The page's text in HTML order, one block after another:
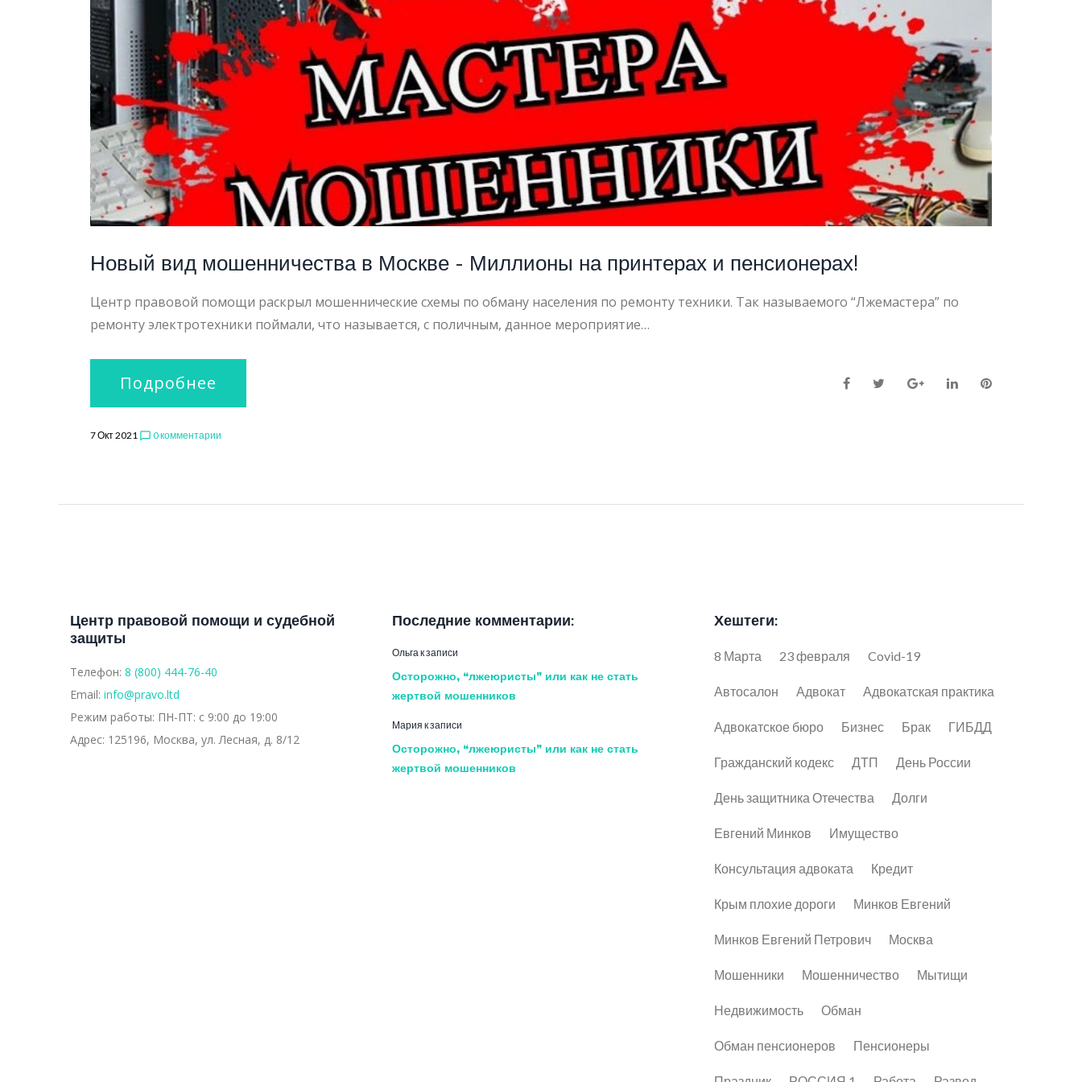
НА
ПРИНТЕРАХ
Новый вид мошенничества в Москве - Миллионы на принтерах и пенсионерах!
Центр правовой помощи раскрыл мошеннические схемы по обману населения по ремонту техники. Так называемого “Лжемастера” по
ремонту электротехники поймали, что называется, с поличным, данное мероприятие…
Подробнее FacebookTwitter Google+LinkedIn
7 Окт 2021 chat_bubble_outline 0 комментарии
Центр правовой помощи и судебной
защиты
Телефон: 8 (800) 444-76-40
Email: info@pravo.ltd
Режим работы: ПН-ПТ: с 9:00 до 19:00
Адрес: 125196, Москва, ул. Лесная, д. 8/12
Последние комментарии:
Ольга к записи
Осторожно, “лжеюристы” или как не стать
жертвой мошенников
Мария к записи
Осторожно, “лжеюристы” или как не стать
жертвой мошенников
Хештеги:
8 Марта 23 февраля Covid-19
Автосалон Адвокат Адвокатская практика
Адвокатское бюро Бизнес Брак ГИБДД
Гражданский кодекс ДТП День России
День защитника Отечества Долги
Евгений Минков Имущество
Консультация адвоката Кредит
Крым плохие дороги Минков Евгений
Минков Евгений Петрович Москва
Мошенники Мошенничество Мытищи
Недвижимость Обман
Обман пенсионеров Пенсионеры